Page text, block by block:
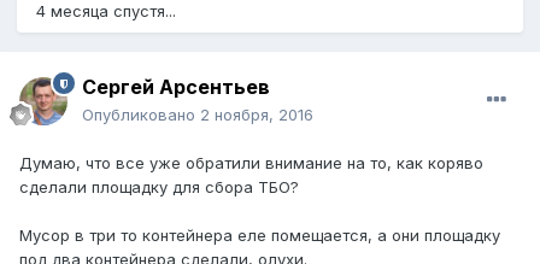
4 месяца спустя...
Сергей Арсентьев
Опубликовано 2 ноября, 2016
Думаю, что все уже обратили внимание на то, как коряво
сделали площадку для сбора ТБО?
Мусор в три то контейнера еле помещается, а они площадку
под два контейнера сделали, олухи.